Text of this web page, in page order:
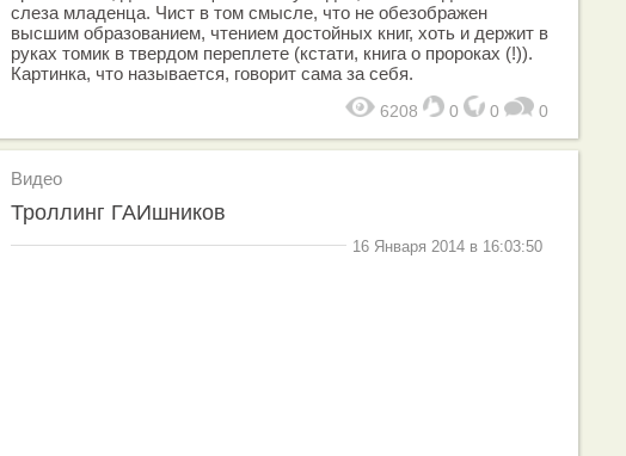
слеза младенца. Чист в том смысле, что не обезображен
высшим образованием, чтением достойных книг, хоть и держит в
руках томик в твердом переплете (кстати, книга о пророках (!)).
Картинка, что называется, говорит сама за себя.
6208 0 0 0
Видео
Троллинг ГАИшников
16 Января 2014 в 16:03:50